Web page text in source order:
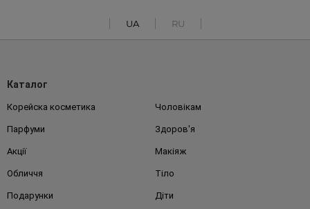
UA RU
Каталог
Корейска косметика Чоловікам
Парфуми Здоров'я
Акції Макіяж
Обличчя Тіло
Подарунки Діти